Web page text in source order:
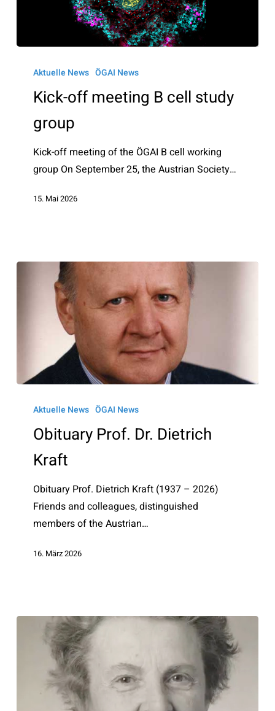
meeting
group
Aktuelle News ÖGAI News
Kick-off meeting B cell study
group
Kick-off meeting of the ÖGAI B cell working
group On September 25, the Austrian Society…
15. Mai 2026
Prof.
Dietrich
Kraft
Aktuelle News ÖGAI News
Obituary Prof. Dr. Dietrich
Kraft
Obituary Prof. Dietrich Kraft (1937 – 2026)
Friends and colleagues, distinguished
members of the Austrian…
16. März 2026